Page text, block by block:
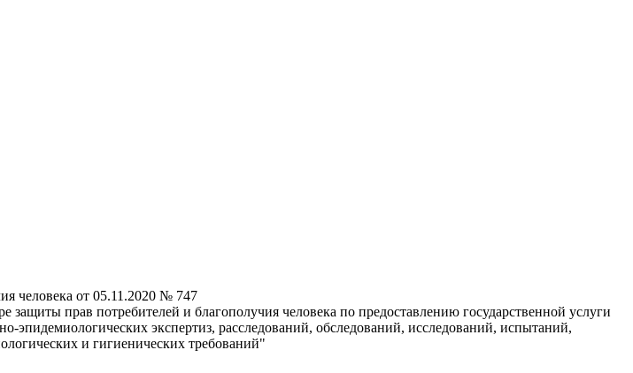
человека от 05.11.2020 № 747
прав потребителей и благополучия человека по предоставлению государственной услуги
эпидемиологических экспертиз, расследований, обследований, исследований, испытаний,
и гигиенических требований"